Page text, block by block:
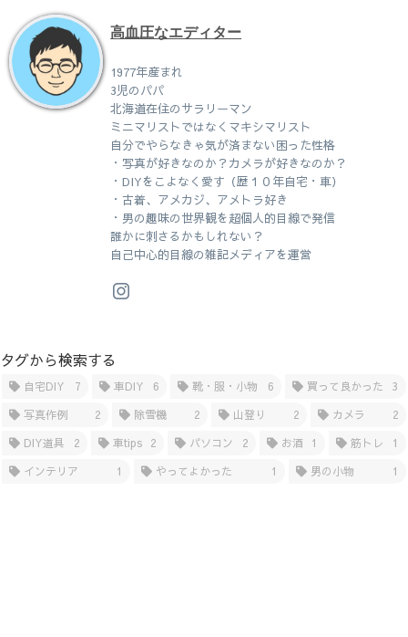
高血圧なエディター
1977年産まれ
3児のパパ
北海道在住のサラリーマン
ミニマリストではなくマキシマリスト
自分でやらなきゃ気が済まない困った性格
・写真が好きなのか？カメラが好きなのか？
・DIYをこよなく愛す（歴１０年自宅・車）
・古着、アメカジ、アメトラ好き
・男の趣味の世界観を超個人的目線で発信
誰かに刺さるかもしれない？
自己中心的目線の雑記メディアを運営
タグから検索する
自宅DIY 7 車DIY 6 靴・服・小物 6 買って良かった
3
写真作例
2 除雪機 2 山登り 2 カメラ
2
DIY道具
2 車tips 2 パソコン 2 お酒 1 筋トレ
1
インテリア
1 やってよかった 1 男の小物 1